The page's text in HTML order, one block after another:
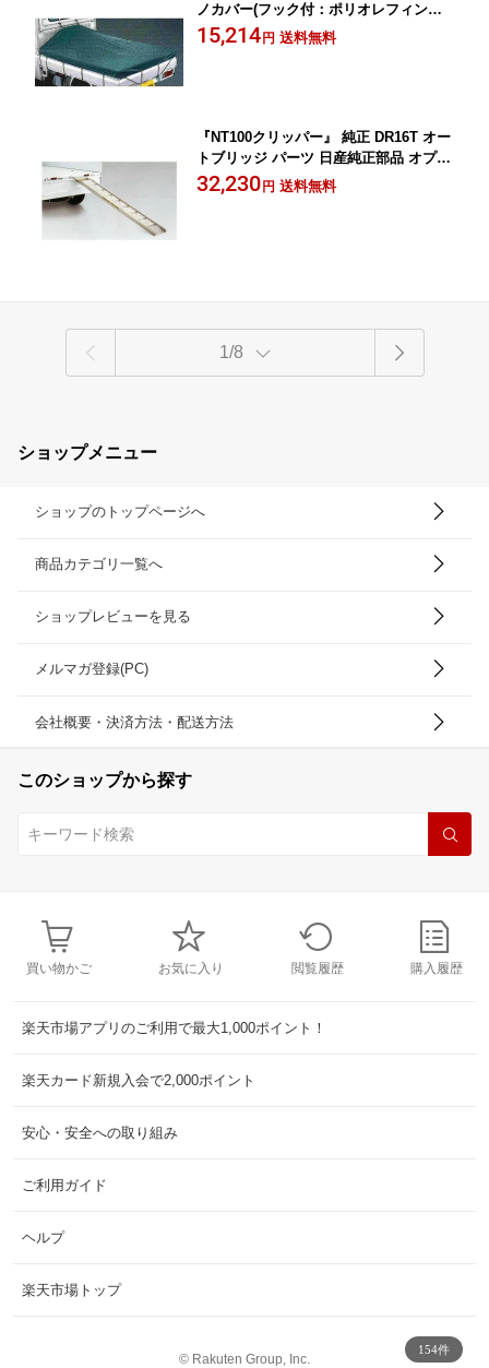
154件
ノカバー(フック付：ポリオレフィン製)
KMP00 パーツ 日産純正部品 荷室 トラ
ンク CLIPPER オプション アクセサリ
15,214 円 送料無料
『NT100クリッパー』 純正 DR16T オー
トブリッジ パーツ 日産純正部品 オプシ
ョン アクセサリー 用品
32,230 円 送料無料
1/8
ショップメニュー
ショップのトップページへ
商品カテゴリ一覧へ
ショップレビューを見る
メルマガ登録(PC)
会社概要・決済方法・配送方法
このショップから探す
買い物かご お気に入り 閲覧履歴 購入履歴
楽天市場アプリのご利用で最大1,000ポイント！
楽天カード新規入会で2,000ポイント
安心・安全への取り組み
ご利用ガイド
ヘルプ
楽天市場トップ
© Rakuten Group, Inc.